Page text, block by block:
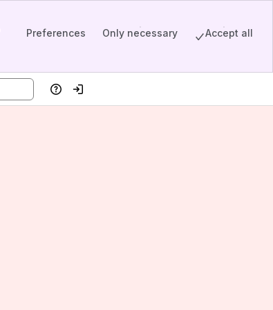
Preferences Only necessary Accept all
HelpLog in